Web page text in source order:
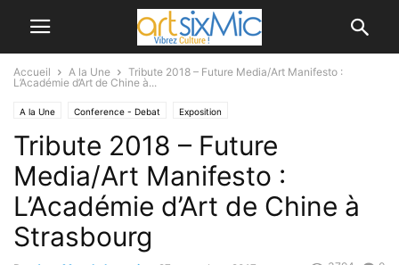
Accueil A la Une
Tribute 2018 – Future Media/Art Manifesto :
L’Académie d’Art de Chine à...
A la Une Conference - Debat Exposition
Tribute 2018 – Future
Media/Art Manifesto :
L’Académie d’Art de Chine à
Strasbourg